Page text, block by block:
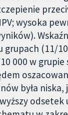
wysoka
grupach (11/
000 w grupie
była niska,
odsetek